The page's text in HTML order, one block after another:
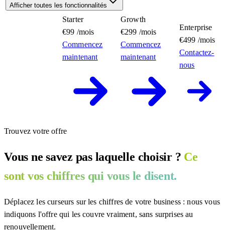
Afficher toutes les fonctionnalités
Starter
€99 /mois
Commencez
maintenant
Growth
€299 /mois
Commencez
maintenant
Enterprise
€499 /mois
Contactez-
nous
Trouvez votre offre
Vous ne savez pas laquelle choisir ? Ce
sont vos chiffres qui vous le disent.
Déplacez les curseurs sur les chiffres de votre business : nous vous
indiquons l'offre qui les couvre vraiment, sans surprises au
renouvellement.